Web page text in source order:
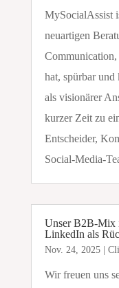
MySocialAssist
neuartigen
Communication,
hat, spürbar
als visionärer
kurzer Zeit zu
Entscheider,
Social-Media-
Unser B2B-Mix
LinkedIn als
Nov. 24, 2025|
Wir freuen uns